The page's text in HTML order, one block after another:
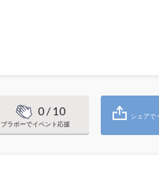
0/ 10
ブラボーでイベント応援
シェアで